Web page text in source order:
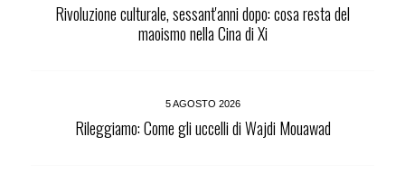
Rivoluzione culturale, sessant'anni dopo: cosa resta del
maoismo nella Cina di Xi
5 AGOSTO 2026
Rileggiamo: Come gli uccelli di Wajdi Mouawad